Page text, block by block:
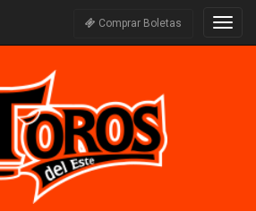
Comprar Boletas